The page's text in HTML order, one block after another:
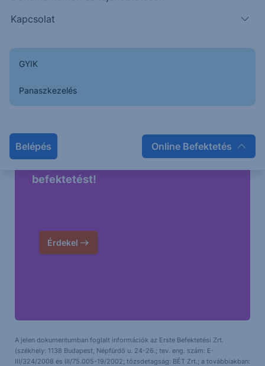
Kapcsolat
GYIK
Panaszkezelés
Belépés Online Befektetés
Higgy magadban és indíts Erste Future
befektetést!
Érdekel
A jelen dokumentumban foglalt információk az Erste Befektetési Zrt.
(székhely: 1138 Budapest, Népfürdő u. 24-26.; tev. eng. szám: E-
III/324/2008 és III/75.005-19/2002; tőzsdetagság: BÉT Zrt.; a továbbiakban: